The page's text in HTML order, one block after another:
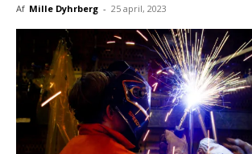
Af Mille Dyhrberg - 25 april, 2023